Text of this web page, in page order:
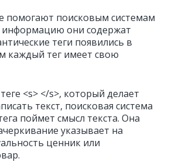
помогают поисковым системам
информацию они содержат
теги появились в
каждый тег имеет свою
<s> </s>, который делает
текст, поисковая система
поймет смысл текста. Она
указывает на
ценник или